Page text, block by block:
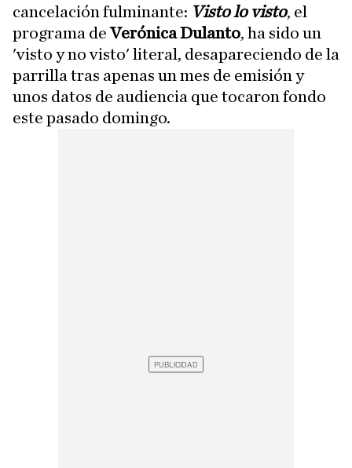
cancelación fulminante: Visto lo visto, el
programa deVerónica Dulanto, ha sido un
'visto y no visto' literal, desapareciendo de la
parrilla tras apenas un mes de emisión y
unos datos de audiencia que tocaron fondo
este pasado domingo.